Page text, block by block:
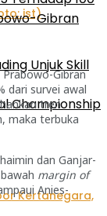
Unjuk Skill
Championship
Gibran
Gibran
dari survei awal
tren
maka terbuka
dan Ganjar-
margin of
Anies-